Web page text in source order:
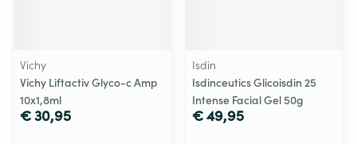
Vichy
Vichy Liftactiv Glyco-c Amp
10x1,8ml
€ 30,95
Isdin
Isdinceutics Glicoisdin 25
Intense Facial Gel 50g
€ 49,95